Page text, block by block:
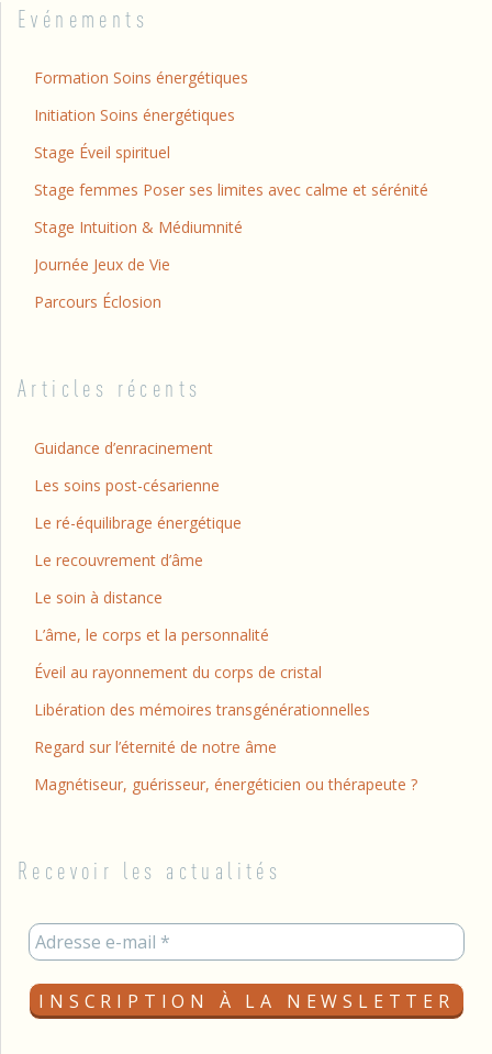
Evénements
Formation Soins énergétiques
Initiation Soins énergétiques
Stage Éveil spirituel
Stage femmes Poser ses limites avec calme et sérénité
Stage Intuition & Médiumnité
Journée Jeux de Vie
Parcours Éclosion
Articles récents
Guidance d’enracinement
Les soins post-césarienne
Le ré-équilibrage énergétique
Le recouvrement d’âme
Le soin à distance
L’âme, le corps et la personnalité
Éveil au rayonnement du corps de cristal
Libération des mémoires transgénérationnelles
Regard sur l’éternité de notre âme
Magnétiseur, guérisseur, énergéticien ou thérapeute ?
Recevoir les actualités